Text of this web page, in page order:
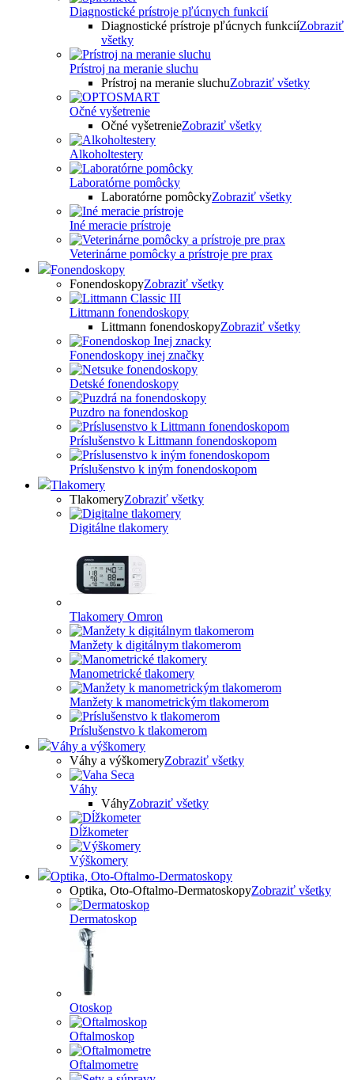
Diagnostické prístroje pľúcnych funkcií
Diagnostické prístroje pľúcnych funkciíZobraziť
všetky
Prístroj na meranie sluchu
Prístroj na meranie sluchuZobraziť všetky
Očné vyšetrenie
Očné vyšetrenieZobraziť všetky
Alkoholtestery
Laboratórne pomôcky
Laboratórne pomôckyZobraziť všetky
Iné meracie prístroje
Veterinárne pomôcky a prístroje pre prax
Fonendoskopy
FonendoskopyZobraziť všetky
Littmann fonendoskopy
Littmann fonendoskopyZobraziť všetky
Fonendoskopy inej značky
Detské fonendoskopy
Puzdro na fonendoskop
Príslušenstvo k Littmann fonendoskopom
Príslušenstvo k iným fonendoskopom
Tlakomery
TlakomeryZobraziť všetky
Digitálne tlakomery
Tlakomery Omron
Manžety k digitálnym tlakomerom
Manometrické tlakomery
Manžety k manometrickým tlakomerom
Príslušenstvo k tlakomerom
Váhy a výškomery
Váhy a výškomeryZobraziť všetky
Váhy
VáhyZobraziť všetky
Dĺžkometer
Výškomery
Optika, Oto-Oftalmo-Dermatoskopy
Optika, Oto-Oftalmo-DermatoskopyZobraziť všetky
Dermatoskop
Otoskop
Oftalmoskop
Oftalmometre